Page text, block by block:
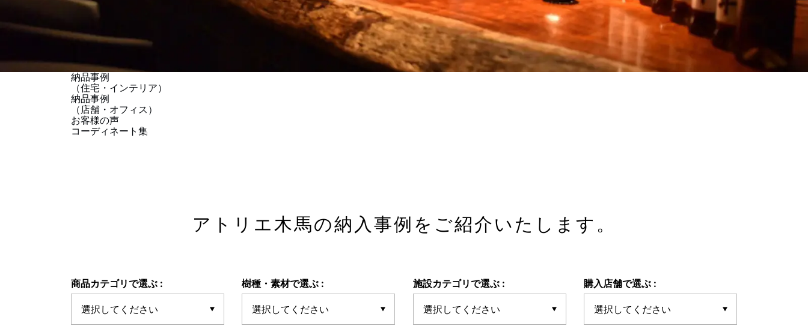
納品事例
（住宅・インテリア）
納品事例
（店舗・オフィス）
お客様の声
コーディネート集
アトリエ木馬の納入事例を ご紹介いたします。
商品カテゴリで選ぶ : 樹種・素材で選ぶ : 施設カテゴリで選ぶ : 購入店舗で選ぶ :